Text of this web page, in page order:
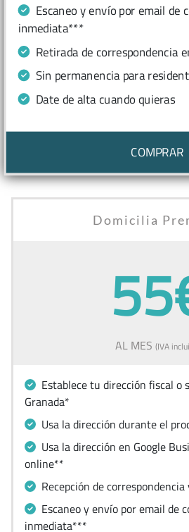
Escaneo y envío por email de
inmediata***
Retirada de correspondencia
Sin permanencia para
Date de alta cuando quieras
COMPRAR
Domicilia
AL MES (IVA
Establece tu dirección fiscal o
Granada*
Usa la dirección durante el
Usa la dirección en Google
online**
Recepción de
Escaneo y envío por email de
inmediata***